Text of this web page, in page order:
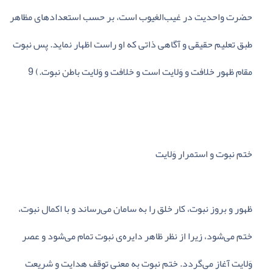
حضرت‌ واحدیت‌ در غیب‌الغیوب‌ است‌، بر حسب‌ استعدادهای‌ مظاهر
طبق‌ تعلیم‌ حقیقی‌ و آگاهی‌ ذاتی‌ که‌ او راست‌ اظهار نماید. پس‌ نبوت‌
مقام‌ ظهور خلافت‌ و وَلایت‌ است‌ و خلافت‌ و وَلایت‌ باطن‌ نبوت‌.) 9
ختم‌ نبوت‌ و استمرار وَلایت‌
ظهور و بروز نبوت‌، کار خلق‌ را به‌ سامان‌ می‌رساند و با اکمال‌ نبوت‌،
ختم‌ می‌شود، زیرا از نظر ظاهر دایره‌ی‌ نبوت‌ تمام‌ می‌شود و عصر
وَلایت‌ آغاز می‌گردد. ختم‌ نبوت‌ به‌ معنی‌ توقف‌ هدایت‌ و شریعت‌